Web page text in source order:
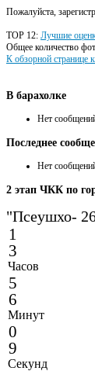
Пожалуйста,
TOP 12: Лучшие
Общее количество
К обзорной странице
В барахолке
Нет
Последнее
Нет
2 этап ЧКК по
"Псеушхо-
1
3
Часов
5
6
Минут
0
9
Секунд